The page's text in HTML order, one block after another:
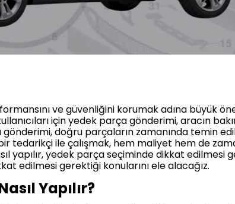
ve güvenliğini korumak adına büyük
için yedek parça gönderimi, aracın
doğru parçaların zamanında temin
tedarikçi ile çalışmak, hem maliyet hem de
yapılır, yedek parça seçiminde dikkat edilmesi
edilmesi gerektiği konularını ele alacağız.
Yapılır?